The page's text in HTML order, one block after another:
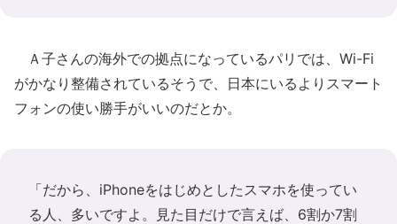
Ａ子さんの海外での拠点になっているパリでは、Wi-Fi
がかなり整備されているそうで、日本にいるよりスマート
フォンの使い勝手がいいのだとか。
「だから、iPhoneをはじめとしたスマホを使ってい
る人、多いですよ。見た目だけで言えば、6割か7割